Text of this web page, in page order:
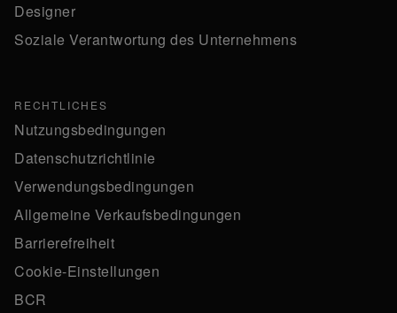
Designer
Soziale Verantwortung des Unternehmens
RECHTLICHES
Nutzungsbedingungen
Datenschutzrichtlinie
Verwendungsbedingungen
Allgemeine Verkaufsbedingungen
Barrierefreiheit
Cookie-Einstellungen
BCR